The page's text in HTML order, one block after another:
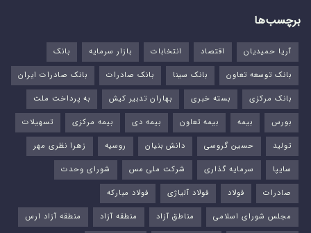
برچسب‌ها
آریا حمیدیان اقتصاد انتخابات بازار سرمایه
بانک
بانک توسعه تعاون
بانک سینا بانک صادرات
بانک صادرات ایران
بانک مرکزی
بسته خبری بهاران تدبیر کیش
به پرداخت ملت
بورس‌
بیمه بیمه تعاون بیمه دی بیمه مرکزی
تسهیلات
تولید
حسین گروسی دانش بنیان روسیه
زهرا نظری مهر
سایپا
سرمایه گذاری شرکت ملی مس
شورای وحدت
صادرات
فولاد فولاد آلیاژی
فولاد مبارکه
مجلس شورای اسلامی
مناطق آزاد منطقه آزاد منطقه آزاد ارس